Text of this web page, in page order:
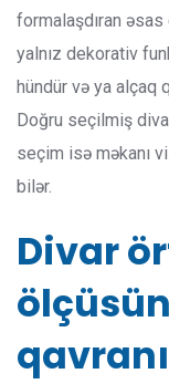
formalaşdıran
yalnız dekorativ
hündür və ya alçaq
Doğru seçilmiş
seçim isə məkanı
bilər.
Divar